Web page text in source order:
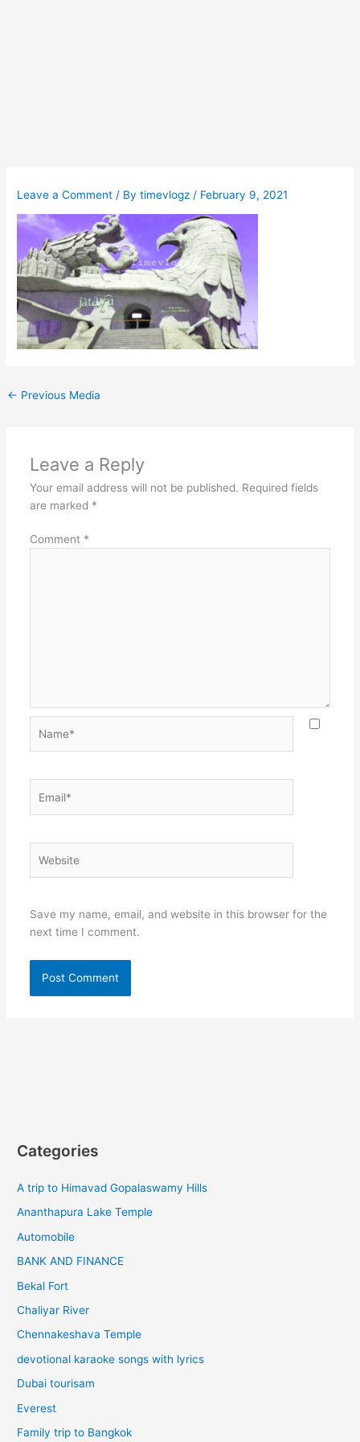
Leave a Comment / Bytimevlogz/ February 9, 2021
← Previous Media
Leave a Reply
Your email address will not be published. Required fields
are marked *
Comment *
Save my name, email, and website in this browser for the
next time I comment.
Categories
A trip to Himavad Gopalaswamy Hills
Ananthapura Lake Temple
Automobile
BANK AND FINANCE
Bekal Fort
Chaliyar River
Chennakeshava Temple
devotional karaoke songs with lyrics
Dubai tourisam
Everest
Family trip to Bangkok